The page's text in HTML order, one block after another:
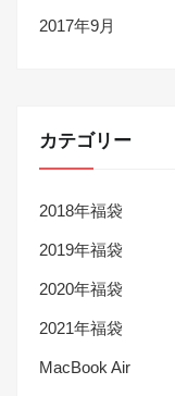
2017年9月
カテゴリー
2018年福袋
2019年福袋
2020年福袋
2021年福袋
MacBook Air